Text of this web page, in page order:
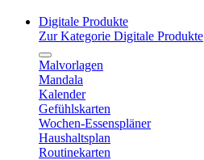
Digitale Produkte
Zur Kategorie Digitale Produkte
Malvorlagen
Mandala
Kalender
Gefühlskarten
Wochen-Essenspläner
Haushaltsplan
Routinekarten